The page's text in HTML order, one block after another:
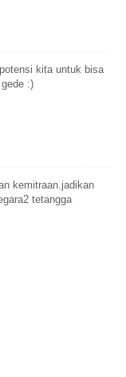
kita untuk bisa
:)
kemitraan.jadikan
tetangga